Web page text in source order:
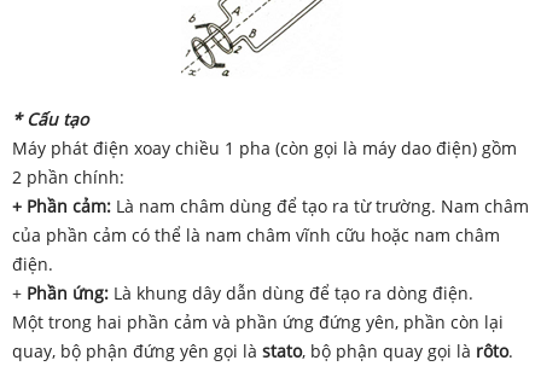
* Cấu tạo
Máy phát điện xoay chiều 1 pha (còn gọi là máy dao điện) gồm
2 phần chính:
+ Phần cảm: Là nam châm dùng để tạo ra từ trường. Nam châm
của phần cảm có thể là nam châm vĩnh cữu hoặc nam châm
điện.
+ Phần ứng: Là khung dây dẫn dùng để tạo ra dòng điện.
Một trong hai phần cảm và phần ứng đứng yên, phần còn lại
quay, bộ phận đứng yên gọi là stato, bộ phận quay gọi là rôto.